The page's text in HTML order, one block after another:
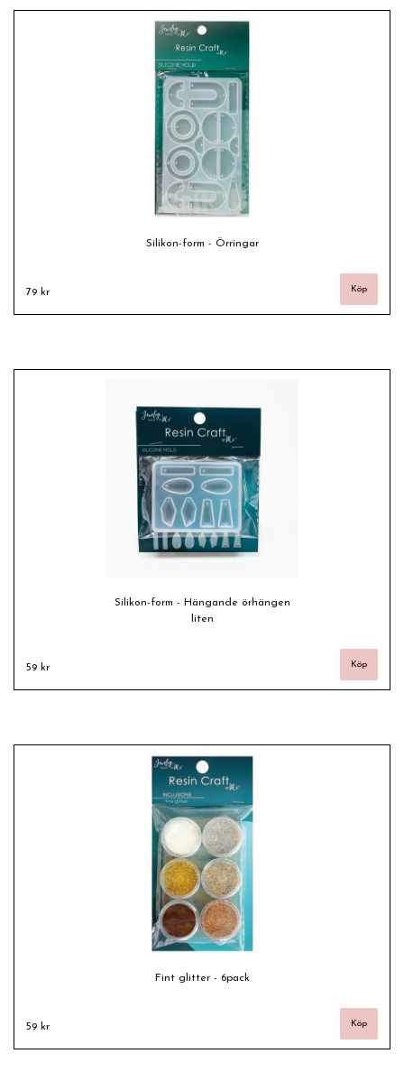
Silikon-form - Örringar
79 kr
Silikon-form - Hängande örhängen
liten
59 kr
Fint glitter - 6pack
59 kr